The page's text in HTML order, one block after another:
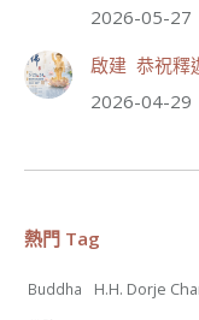
July 19,
觀看更多
2026-05-27
啟建 恭祝釋
2026-04-29
熱門 Tag
Buddha H.H. Dorje